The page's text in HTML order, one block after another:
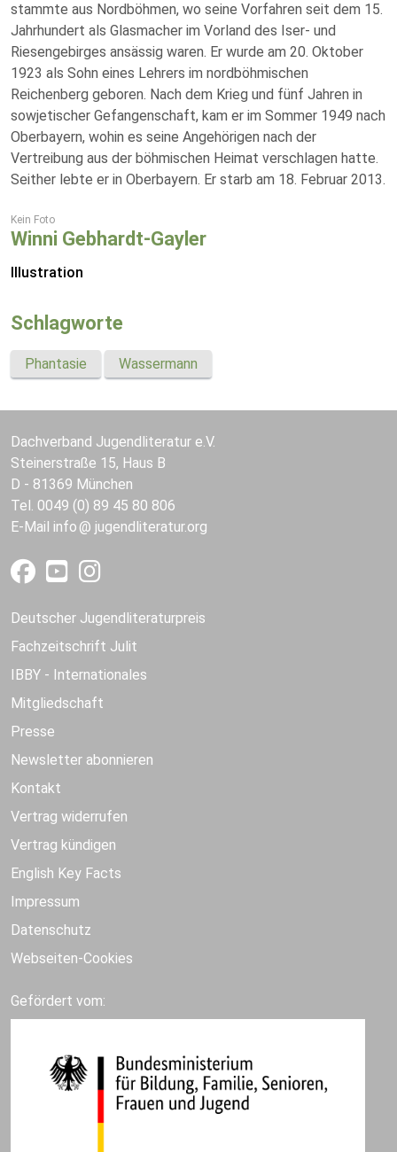
stammte aus Nordböhmen, wo seine Vorfahren seit dem 15.
Jahrhundert als Glasmacher im Vorland des Iser- und
Riesengebirges ansässig waren. Er wurde am 20. Oktober
1923 als Sohn eines Lehrers im nordböhmischen
Reichenberg geboren. Nach dem Krieg und fünf Jahren in
sowjetischer Gefangenschaft, kam er im Sommer 1949 nach
Oberbayern, wohin es seine Angehörigen nach der
Vertreibung aus der böhmischen Heimat verschlagen hatte.
Seither lebte er in Oberbayern. Er starb am 18. Februar 2013.
Kein Foto
Winni Gebhardt-Gayler
Illustration
Schlagworte
Phantasie Wassermann
Dachverband Jugendliteratur e.V.
Steinerstraße 15, Haus B
D - 81369 München
Tel. 0049 (0) 89 45 80 806
E-Mail info jugendliteratur.org
Deutscher Jugendliteraturpreis
Fachzeitschrift Julit
IBBY - Internationales
Mitgliedschaft
Presse
Newsletter abonnieren
Kontakt
Vertrag widerrufen
Vertrag kündigen
English Key Facts
Impressum
Datenschutz
Webseiten-Cookies
Gefördert vom: